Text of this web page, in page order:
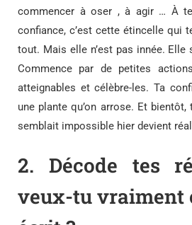
commencer à oser , à agir … À
confiance, c’est cette étincelle qui
tout. Mais elle n’est pas innée. Elle
Commence par de petites
atteignables et célèbre-les. Ta
une plante qu’on arrose. Et
semblait impossible hier devient
2. Décode tes
veux-tu vraiment